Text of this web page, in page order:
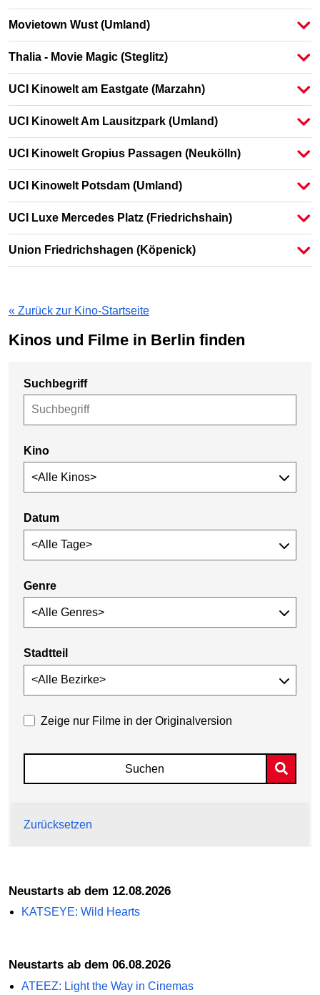
Movietown Wust (Umland)
Thalia - Movie Magic (Steglitz)
UCI Kinowelt am Eastgate (Marzahn)
UCI Kinowelt Am Lausitzpark (Umland)
UCI Kinowelt Gropius Passagen (Neukölln)
UCI Kinowelt Potsdam (Umland)
UCI Luxe Mercedes Platz (Friedrichshain)
Union Friedrichshagen (Köpenick)
« Zurück zur Kino-Startseite
Kinos und Filme in Berlin finden
Suchbegriff
Kino
Datum
Genre
Stadtteil
Zeige nur Filme in der Originalversion
Suchen
Zurücksetzen
Neustarts ab dem 12.08.2026
KATSEYE: Wild Hearts
Neustarts ab dem 06.08.2026
ATEEZ: Light the Way in Cinemas